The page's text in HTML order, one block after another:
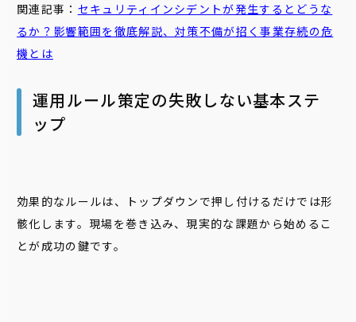
関連記事： セキュリティ インシデントが発生するとどうな
るか？影響範囲を徹底解説、対策不備が招く事業存続の危
機とは
運用ルール策定の失敗しない基本ステ
ップ
効果的なルールは、トップダウンで押し付けるだけでは形
骸化します。現場を巻き込み、現実的な課題から始めるこ
とが成功の鍵です。